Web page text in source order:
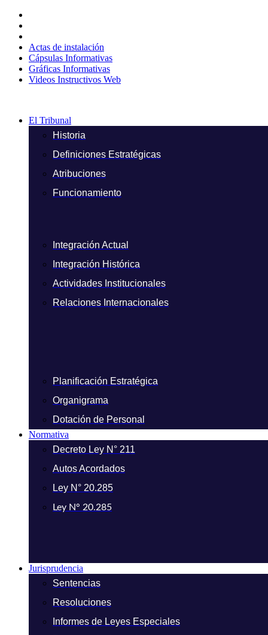
contenido
Actas de instalación
Cápsulas Informativas
Gráficas Informativas
Videos Instructivos Web
El Tribunal
Historia
Definiciones Estratégicas
Atribuciones
Funcionamiento
Integración Actual
Integración Histórica
Actividades Institucionales
Relaciones Internacionales
Planificación Estratégica
Organigrama
Dotación de Personal
Normativa
Decreto Ley N° 211
Autos Acordados
Ley N° 20.285
Ley N° 20.285
Jurisprudencia
Sentencias
Resoluciones
Informes de Leyes Especiales